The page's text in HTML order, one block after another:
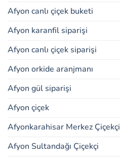
Afyon canlı çiçek buketi
Afyon karanfil siparişi
Afyon canlı çiçek siparişi
Afyon orkide aranjmanı
Afyon gül siparişi
Afyon çiçek
Afyonkarahisar Merkez Çiçekçi
Afyon Sultandağı Çiçekçi